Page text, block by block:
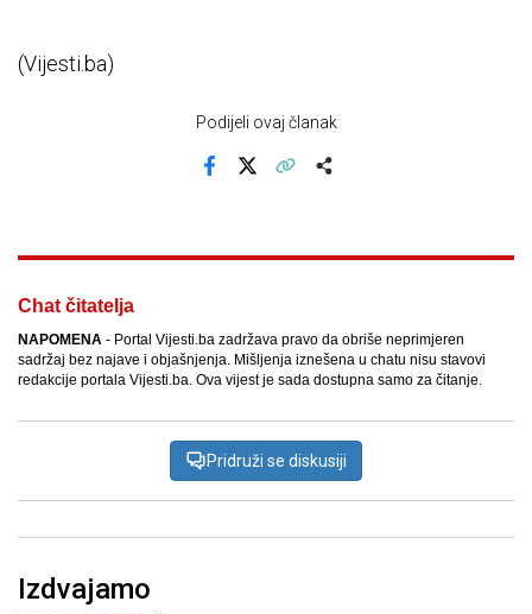
(Vijesti.ba)
Podijeli ovaj članak
Chat čitatelja
NAPOMENA - Portal Vijesti.ba zadržava pravo da obriše neprimjeren
sadržaj bez najave i objašnjenja. Mišljenja iznešena u chatu nisu stavovi
redakcije portala Vijesti.ba. Ova vijest je sada dostupna samo za čitanje.
Pridruži se diskusiji
Izdvajamo